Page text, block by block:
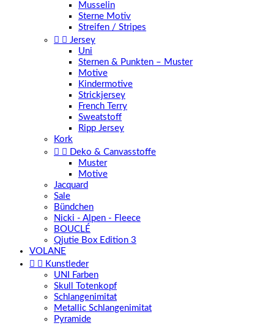
Musselin
Sterne Motiv
Streifen / Stripes
  Jersey
Uni
Sternen & Punkten – Muster
Motive
Kindermotive
Strickjersey
French Terry
Sweatstoff
Ripp Jersey
Kork
  Deko & Canvasstoffe
Muster
Motive
Jacquard
Sale
Bündchen
Nicki - Alpen - Fleece
BOUCLÉ
Qjutie Box Edition 3
VOLANE
  Kunstleder
UNI Farben
Skull Totenkopf
Schlangenimitat
Metallic Schlangenimitat
Pyramide